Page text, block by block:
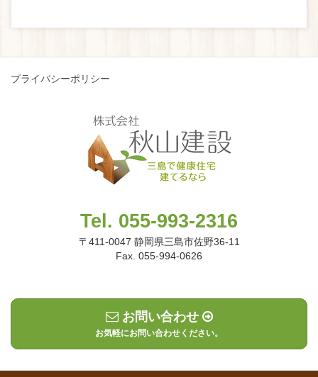
プライバシーポリシー
Tel. 055-993-2316
〒411-0047 静岡県三島市佐野36-11
Fax. 055-994-0626
お問い合わせ
お気軽にお問い合わせください。